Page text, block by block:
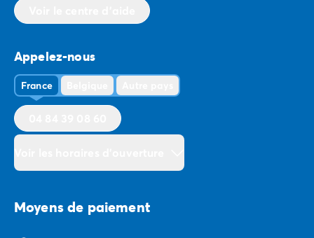
Appelez-nous
France
Moyens de paiement